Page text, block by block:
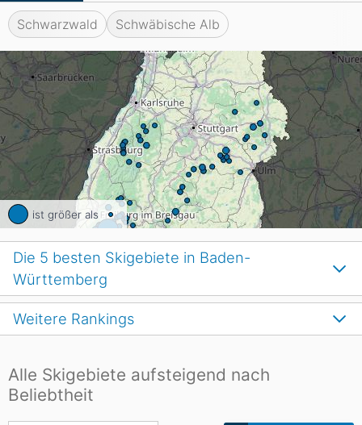
Schwarzwald Schwäbische Alb
ist größer als
Alle Skigebiete aufsteigend nach
Beliebtheit
Die 5 besten Skigebiete in Baden-
Württemberg
Weitere Rankings